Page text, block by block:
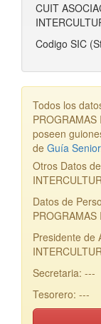
CUIT
Codigo SIC
Todos los
poseen
de Guía Senior
Otros Datos
Datos de
PROGRAMAS
Presidente de
Secretaria: ---
Tesorero: ---